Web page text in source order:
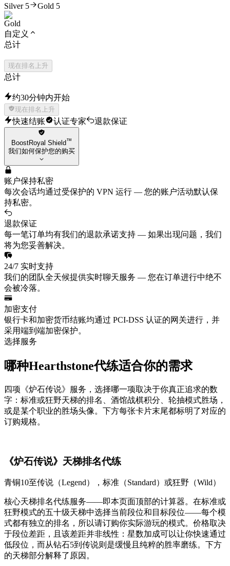
Silver 5 Gold 5
自定义
总计
现在排名上升
总计
约30分钟内开始
现在排名上升
快速结账 认证专家 退款保证
BoostRoyal Shield™
我们如何保护您的购买
账户保持私密
每次会话均通过受保护的 VPN 运行 — 您的账户活动默认保
持私密。
退款保证
每一笔订单均有我们的退款承诺支持 — 如果出现问题，我们
将为您妥善解决。
24/7 实时支持
我们的团队全天候提供实时聊天服务 — 您在订单进行中绝不
会被冷落。
加密支付
银行卡和加密货币结账均通过 PCI-DSS 认证的网关进行，并
采用端到端加密保护。
选择服务
哪种Hearthstone代练适合你的需求
四项《炉石传说》服务，选择哪一项取决于你真正追求的数
字：标准或狂野天梯的排名、酒馆战棋积分、轮抽模式胜场，
或是某个职业的胜场头像。下方每张卡片末尾都标明了对应的
订购规格。
《炉石传说》天梯排名代练
青铜10至传说（Legend），标准（Standard）或狂野（Wild）
核心天梯排名代练服务——即本页面顶部的计算器。在标准或
狂野模式的五十级天梯中选择当前段位和目标段位——每个模
式都有独立的排名，所以请订购你实际游玩的模式。价格取决
于段位差距，且该差距并非线性：星数加成可以让你快速通过
低段位，而从钻石5到传说则是缓慢且纯粹的胜率磨练。下方
的天梯部分解释了原因。